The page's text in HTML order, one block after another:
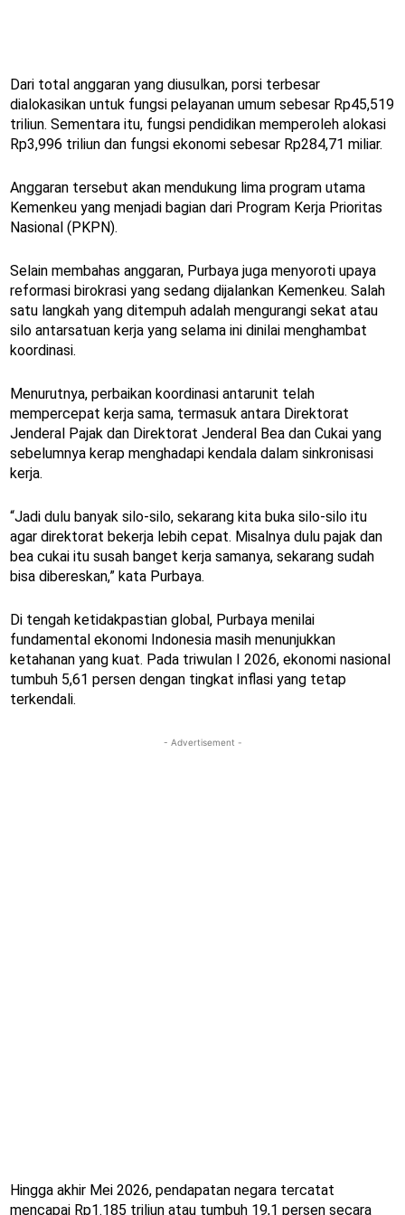
Dari total anggaran yang diusulkan, porsi terbesar
dialokasikan untuk fungsi pelayanan umum sebesar Rp45,519
triliun. Sementara itu, fungsi pendidikan memperoleh alokasi
Rp3,996 triliun dan fungsi ekonomi sebesar Rp284,71 miliar.
Anggaran tersebut akan mendukung lima program utama
Kemenkeu yang menjadi bagian dari Program Kerja Prioritas
Nasional (PKPN).
Selain membahas anggaran, Purbaya juga menyoroti upaya
reformasi birokrasi yang sedang dijalankan Kemenkeu. Salah
satu langkah yang ditempuh adalah mengurangi sekat atau
silo antarsatuan kerja yang selama ini dinilai menghambat
koordinasi.
Menurutnya, perbaikan koordinasi antarunit telah
mempercepat kerja sama, termasuk antara Direktorat
Jenderal Pajak dan Direktorat Jenderal Bea dan Cukai yang
sebelumnya kerap menghadapi kendala dalam sinkronisasi
kerja.
“Jadi dulu banyak silo-silo, sekarang kita buka silo-silo itu
agar direktorat bekerja lebih cepat. Misalnya dulu pajak dan
bea cukai itu susah banget kerja samanya, sekarang sudah
bisa dibereskan,” kata Purbaya.
Di tengah ketidakpastian global, Purbaya menilai
fundamental ekonomi Indonesia masih menunjukkan
ketahanan yang kuat. Pada triwulan I 2026, ekonomi nasional
tumbuh 5,61 persen dengan tingkat inflasi yang tetap
terkendali.
- Advertisement -
Hingga akhir Mei 2026, pendapatan negara tercatat
mencapai Rp1.185 triliun atau tumbuh 19,1 persen secara